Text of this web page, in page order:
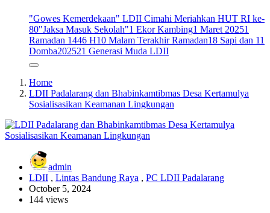
"Gowes Kemerdekaan" LDII Cimahi Meriahkan HUT RI ke-
80"Jaksa Masuk Sekolah"1 Ekor Kambing1 Maret 20251
Ramadan 1446 H10 Malam Terakhir Ramadan18 Sapi dan 11
Domba202521 Generasi Muda LDII
Home
LDII Padalarang dan Bhabinkamtibmas Desa Kertamulya
Sosialisasikan Keamanan Lingkungan
admin
LDII , Lintas Bandung Raya , PC LDII Padalarang
October 5, 2024
144 views